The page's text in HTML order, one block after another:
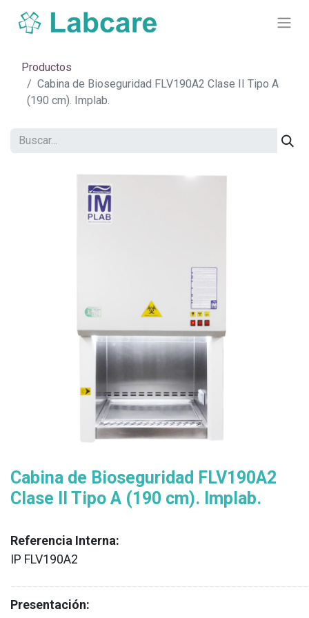
Productos
Cabina de Bioseguridad FLV190A2 Clase II Tipo A
(190 cm). Implab.
Cabina de Bioseguridad FLV190A2
Clase II Tipo A (190 cm). Implab.
Referencia Interna:
IP FLV190A2
Presentación: